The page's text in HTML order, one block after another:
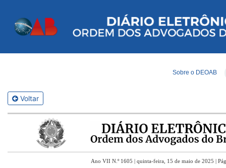
Sobre o DEOAB
Voltar
Ano VII N.º 1605 | quinta-feira, 15 de maio de 2025 |